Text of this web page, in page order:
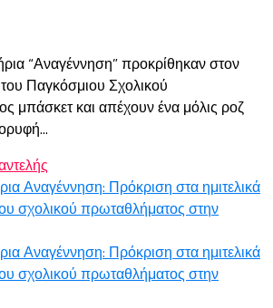
“Αναγέννηση” προκρίθηκαν στον
του Παγκόσμιου Σχολικού
μπάσκετ και απέχουν ένα μόλις ροζ